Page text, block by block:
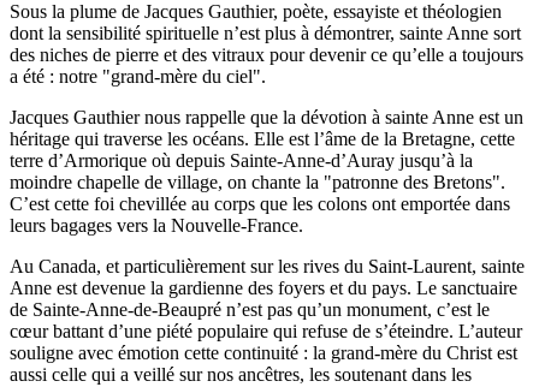
Sous la plume de Jacques Gauthier, poète, essayiste et théologien
dont la sensibilité spirituelle n’est plus à démontrer, sainte Anne sort
des niches de pierre et des vitraux pour devenir ce qu’elle a toujours
a été : notre "grand-mère du ciel".
Jacques Gauthier nous rappelle que la dévotion à sainte Anne est un
héritage qui traverse les océans. Elle est l’âme de la Bretagne, cette
terre d’Armorique où depuis Sainte-Anne-d’Auray jusqu’à la
moindre chapelle de village, on chante la "patronne des Bretons".
C’est cette foi chevillée au corps que les colons ont emportée dans
leurs bagages vers la Nouvelle-France.
Au Canada, et particulièrement sur les rives du Saint-Laurent, sainte
Anne est devenue la gardienne des foyers et du pays. Le sanctuaire
de Sainte-Anne-de-Beaupré n’est pas qu’un monument, c’est le
cœur battant d’une piété populaire qui refuse de s’éteindre. L’auteur
souligne avec émotion cette continuité : la grand-mère du Christ est
aussi celle qui a veillé sur nos ancêtres, les soutenant dans les